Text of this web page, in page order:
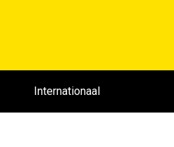
Internationaal